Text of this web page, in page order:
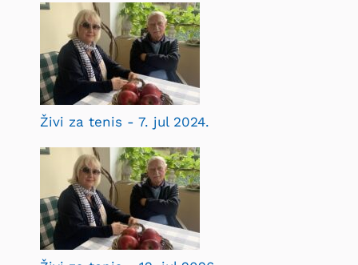
Živi za tenis - 7. jul 2024.